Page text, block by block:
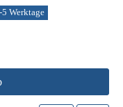
Werktage